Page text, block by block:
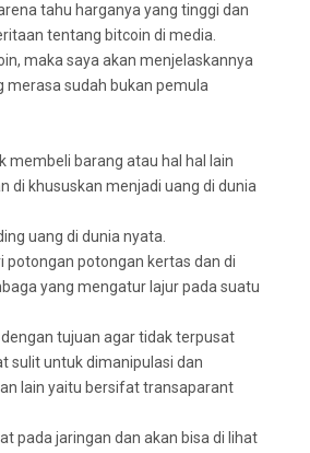
tahu harganya yang tinggi dan
tentang bitcoin di media.
maka saya akan menjelaskannya
merasa sudah bukan pemula
membeli barang atau hal hal lain
di khususkan menjadi uang di dunia
uang di dunia nyata.
potongan potongan kertas dan di
yang mengatur lajur pada suatu
tujuan agar tidak terpusat
sulit untuk dimanipulasi dan
lain yaitu bersifat transaparant
pada jaringan dan akan bisa di lihat